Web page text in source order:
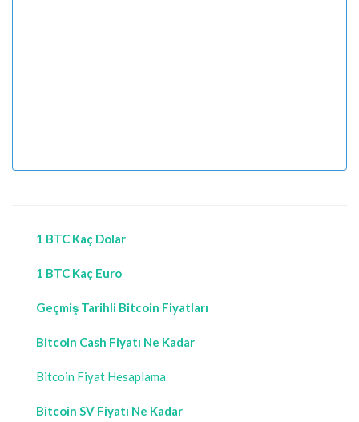
1 BTC Kaç Dolar
1 BTC Kaç Euro
Geçmiş Tarihli Bitcoin Fiyatları
Bitcoin Cash Fiyatı Ne Kadar
Bitcoin Fiyat Hesaplama
Bitcoin SV Fiyatı Ne Kadar